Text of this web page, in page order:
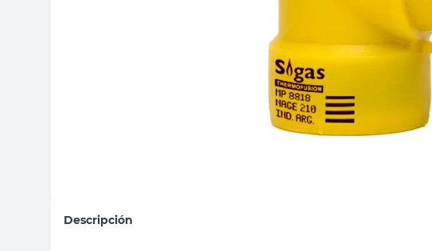
Descripción